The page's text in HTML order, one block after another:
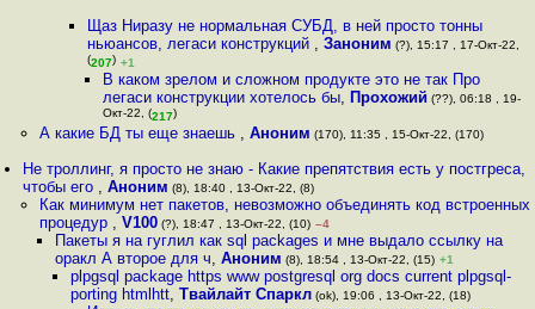
Щаз Ниразу не нормальная СУБД, в ней просто тонны
ньюансов, легаси конструкций , Заноним (?), 15:17 , 17-Окт-22,
(207) +1
В каком зрелом и сложном продукте это не так Про
легаси конструкции хотелось бы, Прохожий (??), 06:18 , 19-
Окт-22, (217)
А какие БД ты еще знаешь , Аноним (170), 11:35 , 15-Окт-22, (170)
Не троллинг, я просто не знаю - Какие препятствия есть у постгреса,
чтобы его ,Аноним (8), 18:40 , 13-Окт-22, (8)
Как минимум нет пакетов, невозможно объединять код встроенных
процедур , V100(?), 18:47 , 13-Окт-22, (10) –4
Пакеты я на гуглил как sql packages и мне выдало ссылку на
оракл А второе для ч, Аноним (8), 18:54 , 13-Окт-22, (15) +1
plpgsql package https www postgresql org docs current plpgsql-
porting htmlhtt,Твайлайт Спаркл (ok), 19:06 , 13-Окт-22, (18)